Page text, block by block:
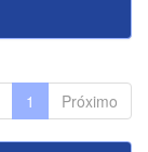
1 Próximo